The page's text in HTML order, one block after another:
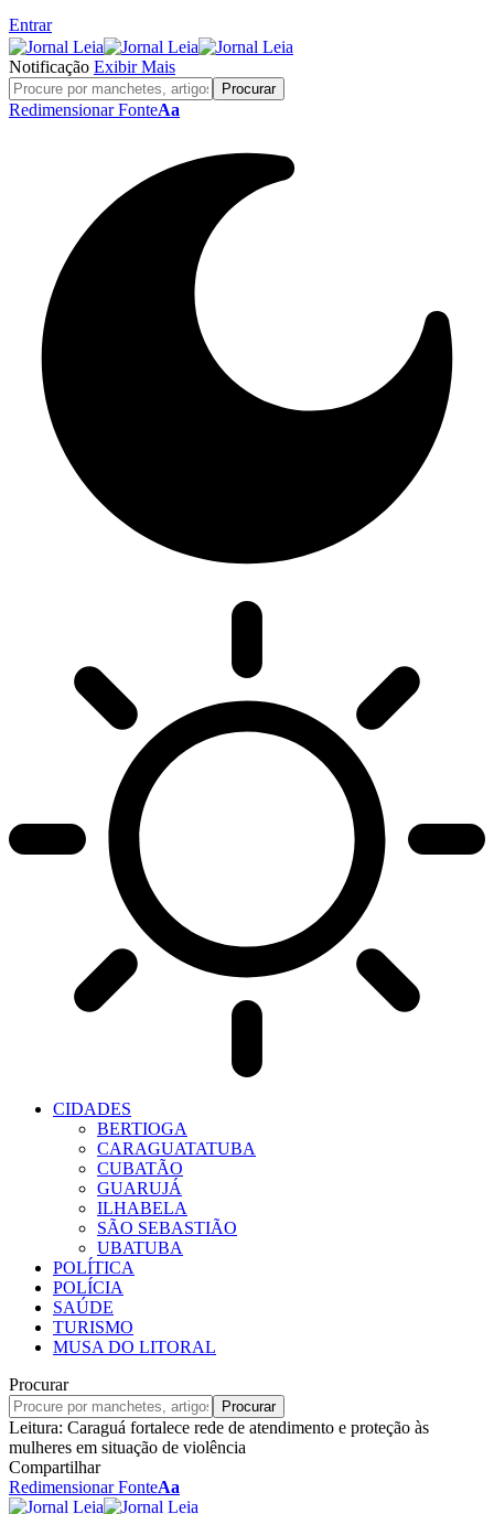
Entrar
Notificação Exibir Mais
Redimensionar FonteAa
CIDADES
BERTIOGA
CARAGUATATUBA
CUBATÃO
GUARUJÁ
ILHABELA
SÃO SEBASTIÃO
UBATUBA
POLÍTICA
POLÍCIA
SAÚDE
TURISMO
MUSA DO LITORAL
Procurar
Leitura: Caraguá fortalece rede de atendimento e proteção às
mulheres em situação de violência
Compartilhar
Redimensionar FonteAa